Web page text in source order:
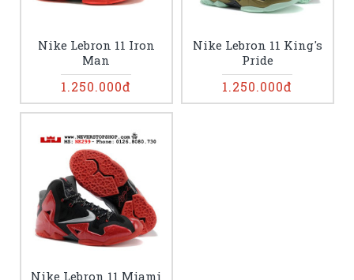
Nike Lebron 11 Iron
Man
1.250.000đ
Nike Lebron 11 King's
Pride
1.250.000đ
Nike Lebron 11 Miami